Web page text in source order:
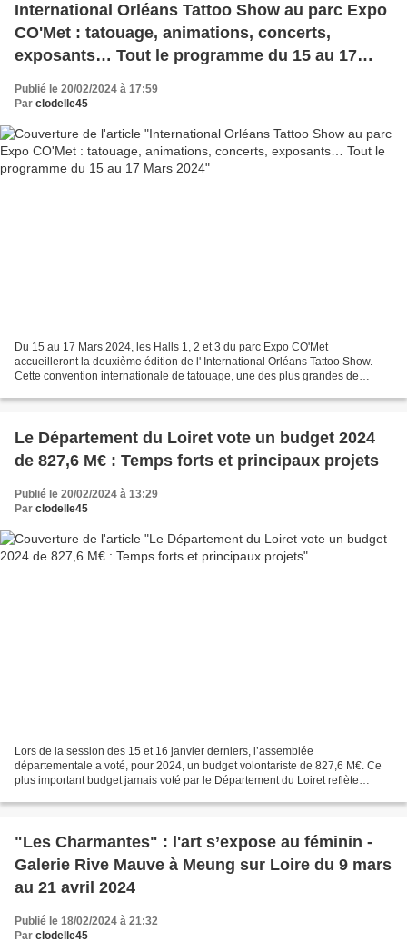
International Orléans Tattoo Show au parc Expo
CO'Met : tatouage, animations, concerts,
exposants… Tout le programme du 15 au 17
Mars 2024
Publié le 20/02/2024 à 17:59
Par clodelle45
Du 15 au 17 Mars 2024, les Halls 1, 2 et 3 du parc Expo CO'Met
accueilleront la deuxième édition de l' International Orléans Tattoo Show.
Cette convention internationale de tatouage, une des plus grandes de
Le Département du Loiret vote un budget 2024
de 827,6 M€ : Temps forts et principaux projets
Publié le 20/02/2024 à 13:29
Par clodelle45
Lors de la session des 15 et 16 janvier derniers, l’assemblée
départementale a voté, pour 2024, un budget volontariste de 827,6 M€. Ce
plus important budget jamais voté par le Département du Loiret reflète
"Les Charmantes" : l'art s’expose au féminin -
Galerie Rive Mauve à Meung sur Loire du 9 mars
au 21 avril 2024
Publié le 18/02/2024 à 21:32
Par clodelle45